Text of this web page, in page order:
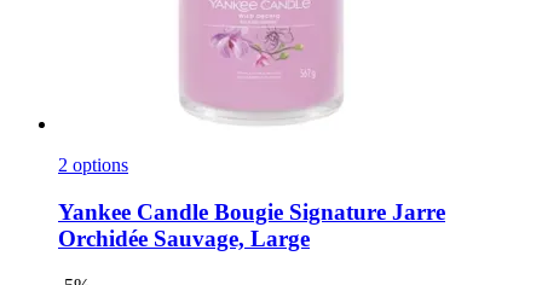
2 options
Yankee Candle Bougie Signature Jarre
Orchidée Sauvage, Large